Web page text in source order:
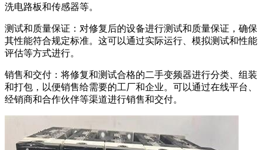
洗电路板和传感器等。
测试和质量保证：对修复后的设备进行测试和质量保证，确保
其性能符合规定标准。这可以通过实际运行、模拟测试和性能
评估等方式进行。
销售和交付：将修复和测试合格的二手变频器进行分类、组装
和打包，以便销售给需要的工厂和企业。可以通过在线平台、
经销商和合作伙伴等渠道进行销售和交付。